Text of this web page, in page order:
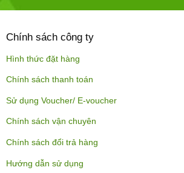
Chính sách công ty
Hình thức đặt hàng
Chính sách thanh toán
Sử dụng Voucher/ E-voucher
Chính sách vận chuyên
Chính sách đổi trả hàng
Hướng dẫn sử dụng